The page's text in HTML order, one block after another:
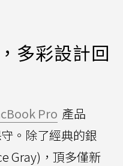
多彩設計回
Pro 產品
。除了經典的銀
Gray)，頂多僅新